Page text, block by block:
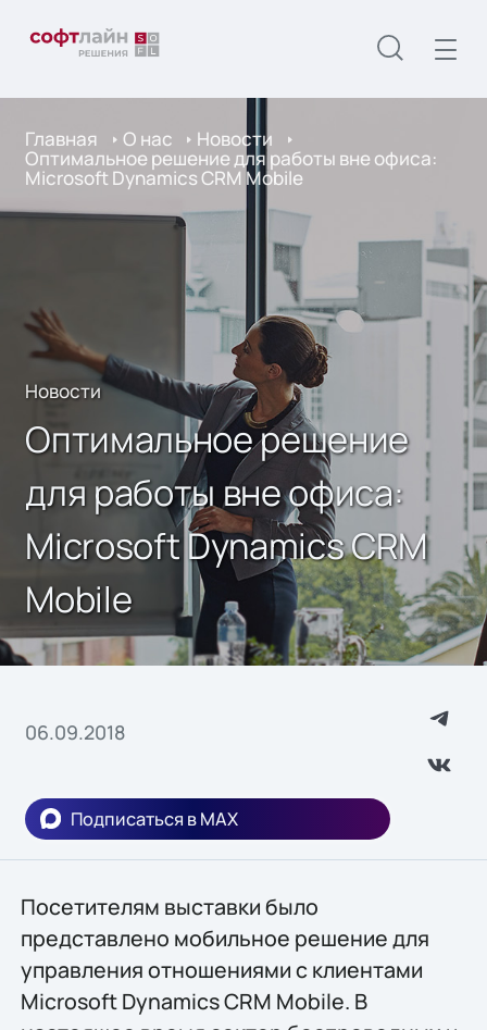
Главная О нас Новости
Оптимальное решение для работы вне офиса:
Microsoft Dynamics CRM Mobile
Новости
Оптимальное решение
для работы вне офиса:
Microsoft Dynamics CRM
Mobile
06.09.2018
Подписаться в MAX
Посетителям выставки было
представлено мобильное решение для
управления отношениями с клиентами
Microsoft Dynamics CRM Mobile. В